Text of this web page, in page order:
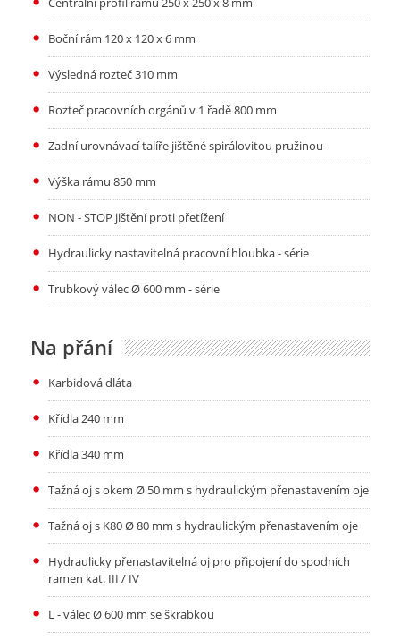
Boční rám 120 x 120 x 6 mm
Výsledná rozteč 310 mm
Rozteč pracovních orgánů v 1 řadě 800 mm
Zadní urovnávací talíře jištěné spirálovitou pružinou
Výška rámu 850 mm
NON - STOP jištění proti přetížení
Hydraulicky nastavitelná pracovní hloubka - série
Trubkový válec Ø 600 mm - série
Na přání
Karbidová dláta
Křídla 240 mm
Křídla 340 mm
Tažná oj s okem Ø 50 mm s hydraulickým přenastavením oje
Tažná oj s K80 Ø 80 mm s hydraulickým přenastavením oje
Hydraulicky přenastavitelná oj pro připojení do spodních
ramen kat. III / IV
L - válec Ø 600 mm se škrabkou